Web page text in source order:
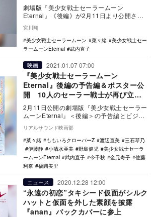
劇場版『美少女戦士セーラームーン
Eternal』《後編》が2月11日より公開され
ている。90年代に『なかよし』（講談社
刊）で連載…
宮川翔
美少女戦士セーラームーン
菜々緒
美少女戦士セー
ラームーンEternal
武内直子
映画 2021.01.07 07:00
『美少女戦士セーラームーン
Eternal』後編の予告編＆ポスター公
開 10人のセーラー戦士が再び立ち
上がる
2月11日公開の劇場版『美少女戦士セーラー
ムーンEternal』＜後編＞の予告編とビジュ
アルが公開された。 1991年から1…
リアルサウンド映画部
菜々緒
ももいろクローバーZ 渡辺直美
三石琴乃
伊藤静
小清水亜美 野島健児
美少女戦士セーラ
ームーンEternal
武内直子 今千秋 金元寿子
佐藤
利奈
福圓美里
ニュース 2020.12.28 12:00
“永遠の初恋”タキシード仮面がシルク
ハットと仮面を外した素顔を披露
『anan』バックカバーに参上